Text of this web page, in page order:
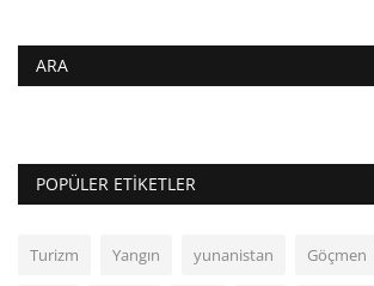
ARA
POPÜLER ETIKETLER
Turizm Yangın yunanistan Göçmen